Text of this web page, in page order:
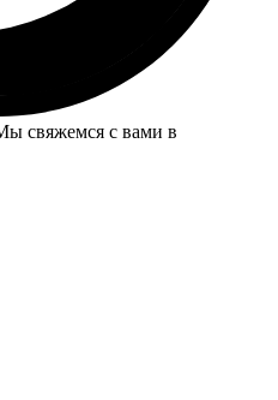
свяжемся с вами в